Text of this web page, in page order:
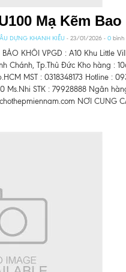
Mạ Kẽm Bao
DỰNG KHANH KIỀU - 23/01/2026 - 0 bình
BẢO KHÔI VPGD : A10 Khu Little
Chánh, Tp.Thủ Đức Kho hàng :
MST : 0318348173 Hotline :
Ms.Nhi STK : 79928888 Ngân
NƠI CUNG